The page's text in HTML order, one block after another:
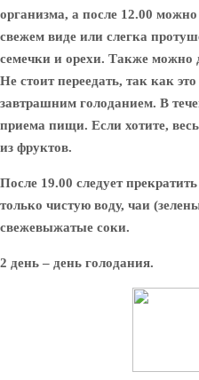
организма, а после 12.00
свежем виде или слегка
семечки и орехи. Также можно
Не стоит переедать, так как
завтрашним голоданием. В
приема пищи. Если хотите,
из фруктов.
После 19.00 следует
только чистую воду, чаи
свежевыжатые соки.
2 день – день голодания.